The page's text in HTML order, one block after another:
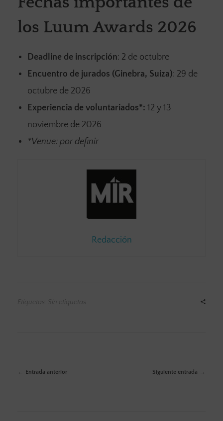
los Luum Awards 2026
Deadline de inscripción: 2 de octubre
Encuentro de jurados (Ginebra, Suiza): 29 de
octubre de 2026
Experiencia de voluntariados*: 12 y 13
noviembre de 2026
*Venue: por definir
Redacción
Etiquetas: Sin etiquetas
Entrada anterior Siguiente entrada